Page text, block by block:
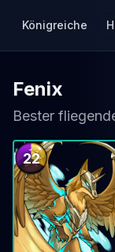
Königreiche
Fenix
Bester
22